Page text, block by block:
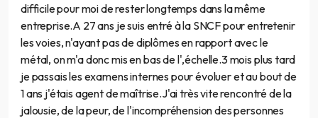
difficile pour moi de rester longtemps dans la même
entreprise.A 27 ans je suis entré à la SNCF pour entretenir
les voies, n'ayant pas de diplômes en rapport avec le
métal, on m'a donc mis en bas de l',échelle.3 mois plus tard
je passais les examens internes pour évoluer et au bout de
1 ans j'étais agent de maîtrise.J'ai très vite rencontré de la
jalousie, de la peur, de l'incompréhension des personnes